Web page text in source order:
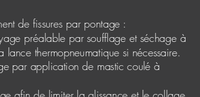
de fissures par pontage :
préalable par soufflage et séchage à
lance thermopneumatique si nécessaire.
par application de mastic coulé à